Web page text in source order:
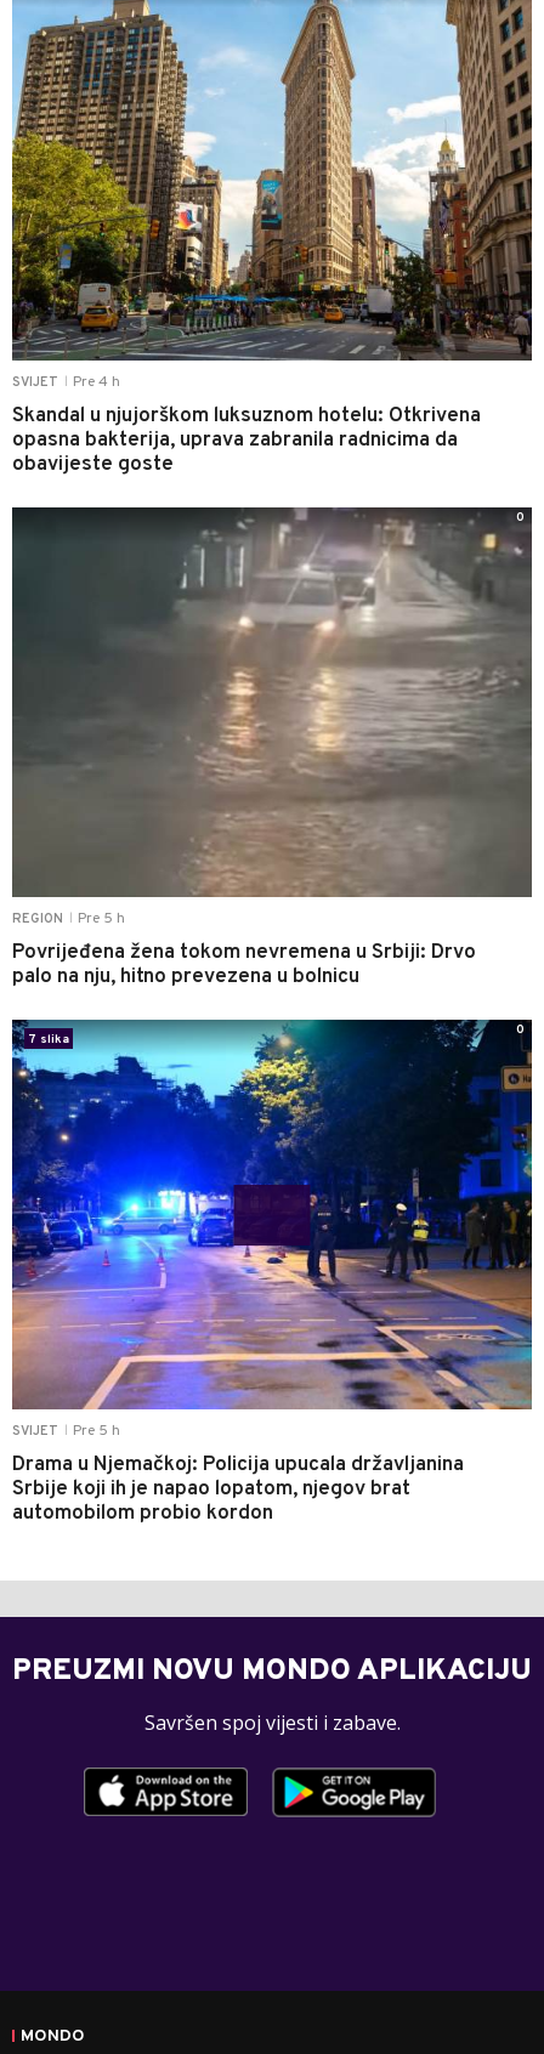
SVIJET Pre 4 h
Skandal u njujorškom luksuznom hotelu: Otkrivena
opasna bakterija, uprava zabranila radnicima da
obavijeste goste
REGION Pre 5 h
Povrijeđena žena tokom nevremena u Srbiji: Drvo
palo na nju, hitno prevezena u bolnicu
0
SVIJET Pre 5 h
Drama u Njemačkoj: Policija upucala državljanina
Srbije koji ih je napao lopatom, njegov brat
automobilom probio kordon
7 slika
0
PREUZMI NOVU MONDO APLIKACIJU
Savršen spoj vijesti i zabave.
MONDO